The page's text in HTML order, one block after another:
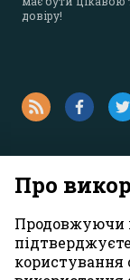
довіру!
Про
Продовжуючи
користування